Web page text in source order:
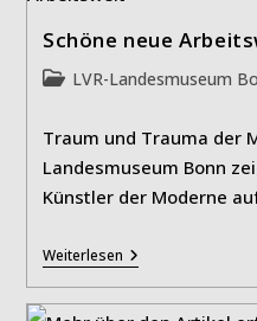
Schöne neue
Beitrags-
LVR-Landesmuseum
Traum und Trauma der
Landesmuseum Bonn
Künstler der Moderne
WeiterlesenSchöne
Neue
Arbeitswelt